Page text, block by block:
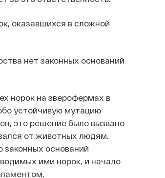
оказавшихся в сложной
нет законных оснований
норок на зверофермах в
устойчивую мутацию
это решение было вызвано
от животных людям.
законных оснований
ими норок, и начало